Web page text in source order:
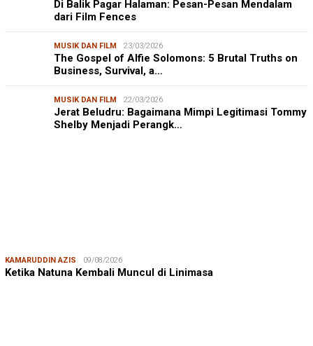
Di Balik Pagar Halaman: Pesan-Pesan Mendalam
dari Film Fences
MUSIK DAN FILM 23/03/2026
The Gospel of Alfie Solomons: 5 Brutal Truths on
Business, Survival, a…
MUSIK DAN FILM 22/03/2026
Jerat Beludru: Bagaimana Mimpi Legitimasi Tommy
Shelby Menjadi Perangk…
KAMARUDDIN AZIS 09/08/2026
Ketika Natuna Kembali Muncul di Linimasa